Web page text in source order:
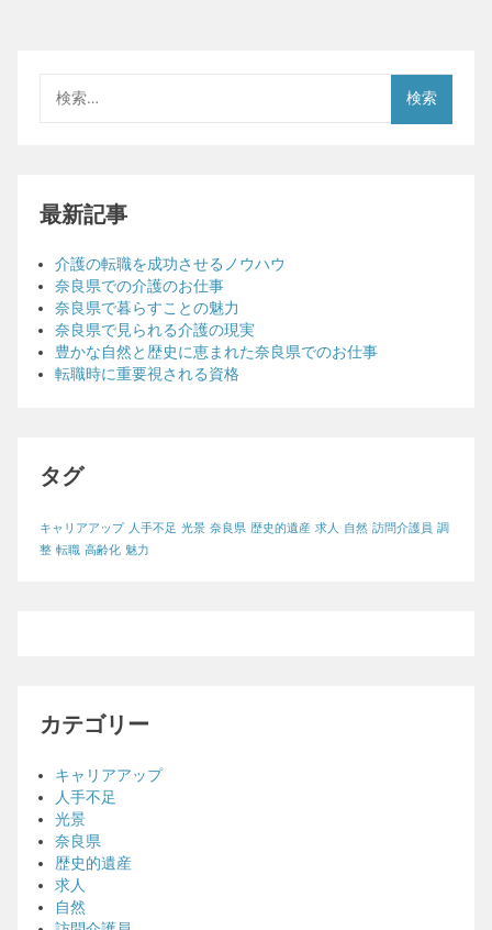
索:
最新記事
介護の転職を成功させるノウハウ
奈良県での介護のお仕事
奈良県で暮らすことの魅力
奈良県で見られる介護の現実
豊かな自然と歴史に恵まれた奈良県でのお仕事
転職時に重要視される資格
タグ
キャリアアップ 人手不足 光景 奈良県 歴史的遺産 求人 自然 訪問介護員 調
整 転職 高齢化 魅力
カテゴリー
キャリアアップ
人手不足
光景
奈良県
歴史的遺産
求人
自然